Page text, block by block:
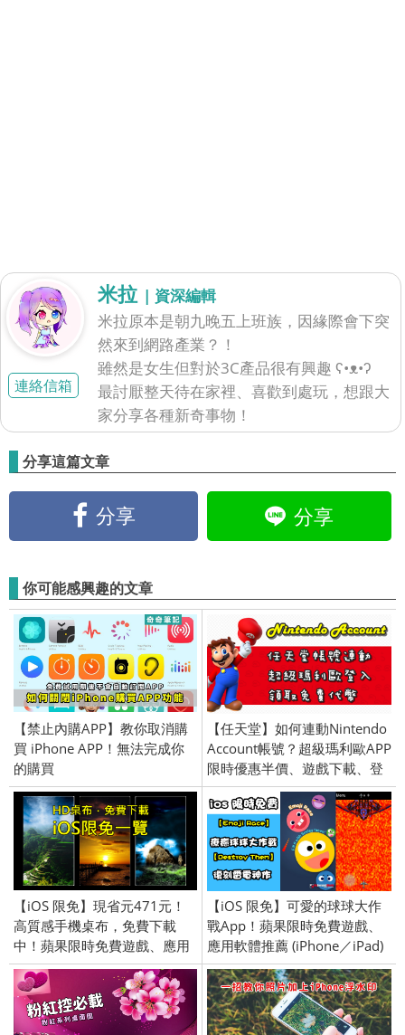
連絡信箱
米拉 | 資深編輯
米拉原本是朝九晚五上班族，因緣際會下突
然來到網路產業？！
雖然是女生但對於3C產品很有興趣 ʕ•ᴥ•ʔ
最討厭整天待在家裡、喜歡到處玩，想跟大
家分享各種新奇事物！
分享這篇文章
分享 分享
你可能感興趣的文章
【禁止內購APP】教你取消購
買 iPhone APP！無法完成你
的購買
【任天堂】如何連動Nintendo
Account帳號？超級瑪利歐APP
限時優惠半價、遊戲下載、登
入、教學
【iOS 限免】現省元471元！
高質感手機桌布，免費下載
中！蘋果限時免費遊戲、應用
軟體介紹 (iPhone／iPad)
2016/1/26
【iOS 限免】可愛的球球大作
戰App！蘋果限時免費遊戲、
應用軟體推薦 (iPhone／iPad)
2017/5/17